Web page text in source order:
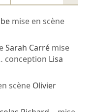
mise en scène
Sarah Carrémise
conception Lisa
scène Olivier